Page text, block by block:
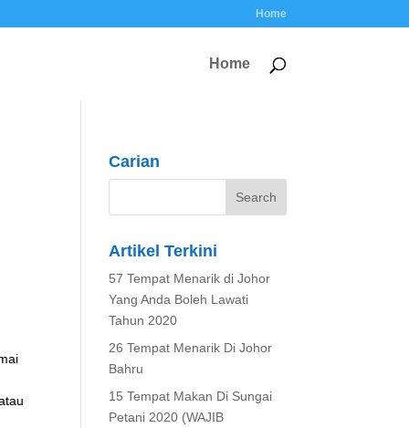
Home
Home
Carian
Artikel Terkini
57 Tempat Menarik di Johor
Yang Anda Boleh Lawati
Tahun 2020
26 Tempat Menarik Di Johor
Bahru
15 Tempat Makan Di Sungai
Petani 2020 (WAJIB